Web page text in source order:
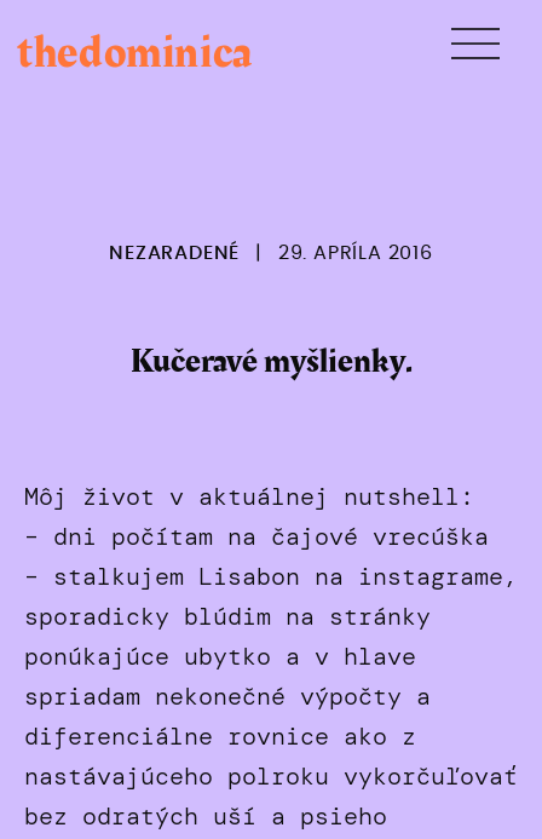
to
content
thedominica
NEZARADENÉ 29. APRÍLA 2016
Kučeravé myšlienky.
Môj život v aktuálnej nutshell:
– dni počítam na čajové vrecúška
– stalkujem Lisabon na instagrame,
sporadicky blúdim na stránky
ponúkajúce ubytko a v hlave
spriadam nekonečné výpočty a
diferenciálne rovnice ako z
nastávajúceho polroku vykorčuľovať
bez odratých uší a psieho